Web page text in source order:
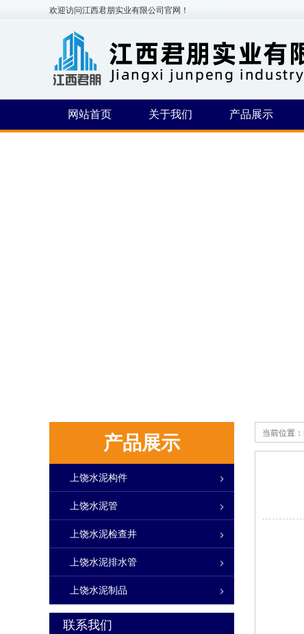
欢迎访问江西君朋实业有限公司官网！
网站首页 关于我们 产品展示
产品展示
上饶水泥构件
上饶水泥管
上饶水泥检查井
上饶水泥排水管
上饶水泥制品
联系我们
当前位置：